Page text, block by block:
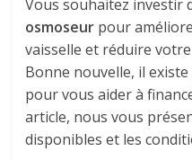
Vous souhaitez investir
osmoseur pour
vaisselle et réduire
Bonne nouvelle, il
pour vous aider à
article, nous vous
disponibles et les